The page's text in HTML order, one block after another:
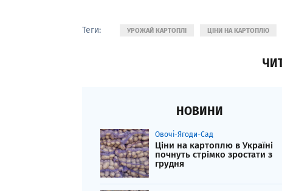
Теги: УРОЖАЙ КАРТОПЛІ ЦІНИ НА КАРТОПЛЮ
НОВИНИ
Овочі-Ягоди-Сад
Ціни на картоплю в Україні
почнуть стрімко зростати з
грудня